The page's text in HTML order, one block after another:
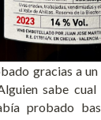
gracias a
sabe
probado